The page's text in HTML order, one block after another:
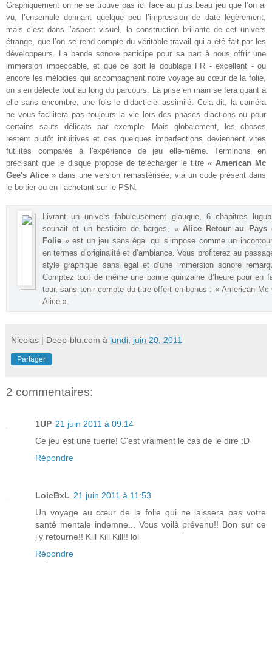
Graphiquement on ne se trouve pas ici face au plus beau jeu que l’on ai
vu, l’ensemble donnant quelque peu l’impression de daté légèrement,
mais c’est dans l’aspect visuel, la construction brillante de cet univers
étrange, que l’on se rend compte du véritable travail qui a été fait par les
développeurs. La bande sonore participe pour sa part à nous offrir une
immersion impeccable, et que ce soit le doublage FR - excellent - ou
encore les mélodies qui accompagnent notre voyage au cœur de la folie,
on s’en délecte tout au long du parcours. La prise en main se fera quant à
elle sans encombre, une fois le didacticiel assimilé. Cela dit, la caméra
ne vous facilitera pas toujours la vie lors des phases d’actions ou pour
certains sauts délicats par exemple. Mais globalement, les choses
restent plutôt intuitives et ces quelques imperfections deviennent vites
futilités comparés à l'expérience de jeu elle-même. Terminons en
précisant que le disque propose de télécharger le titre « American Mc
Gee's Alice » dans une version remastérisée, via un code présent dans
le boitier ou en l’achetant sur le PSN.
Livrant un univers fabuleusement glauque, 6 chapitres
souhait et un bestiaire de barges, « Alice Retour au Pays
Folie » est un jeu sans égal qui s’impose comme un
en termes d’originalité et d’ambiance. Vous profiterez au
style graphique sans égal et d’une immersion sonore
Comptez tout de même une bonne quinzaine d’heure pour en
tour, sans tenir compte du titre offert en bonus : « American Mc
Alice ».
Nicolas | Deep-blu.com à lundi, juin 20, 2011
Partager
2 commentaires:
1UP 21 juin 2011 à 09:14
Ce jeu est une tuerie! C'est vraiment le cas de le dire :D
Répondre
LoicBxL 21 juin 2011 à 11:53
Un voyage au cœur de la folie qui ne laissera pas votre
santé mentale indemne... Vous voilà prévenu!! Bon sur ce
j'y retourne!! Kill Kill Kill!! lol
Répondre